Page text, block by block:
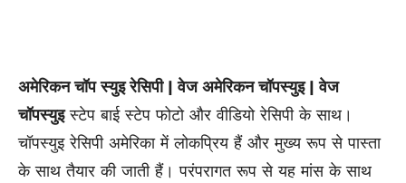
अमेरिकन चॉप स्युइ रेसिपी | वेज अमेरिकन चॉपस्युइ | वेज
चॉपस्युइस्टेप बाई स्टेप फोटो और वीडियो रेसिपी के साथ।
चॉपस्युइ रेसिपी अमेरिका में लोकप्रिय हैं और मुख्य रूप से पास्ता
के साथ तैयार की जाती हैं। परंपरागत रूप से यह मांस के साथ